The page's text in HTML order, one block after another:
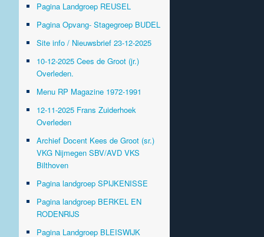
Pagina Landgroep REUSEL
Pagina Opvang- Stagegroep BUDEL
Site info / Nieuwsbrief 23-12-2025
10-12-2025 Cees de Groot (jr.)
Overleden.
Menu RP Magazine 1972-1991
12-11-2025 Frans Zuiderhoek
Overleden
Archief Docent Kees de Groot (sr.)
VKG Nijmegen SBV/AVD VKS
Bilthoven
Pagina landgroep SPIJKENISSE
Pagina landgroep BERKEL EN
RODENRIJS
Pagina Landgroep BLEISWIJK